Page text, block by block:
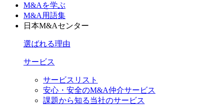
M&Aを学ぶ
M&A用語集
日本M&Aセンター
選ばれる理由
サービス
サービスリスト
安心・安全のM&A仲介サービス
課題から知る当社のサービス